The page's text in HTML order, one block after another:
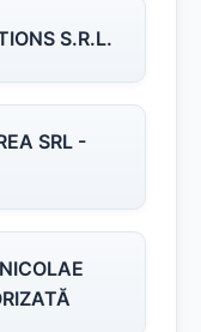
S.R.L.
SRL -